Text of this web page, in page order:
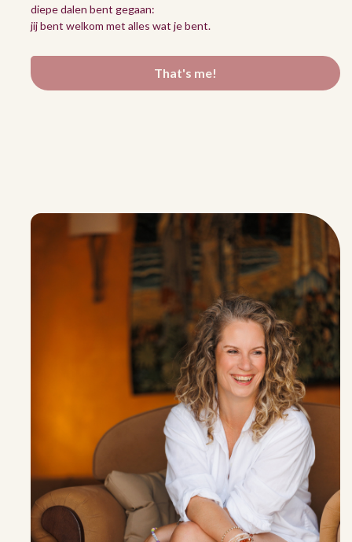
diepe dalen bent gegaan:
jij bent welkom met alles wat je bent.
That's me!